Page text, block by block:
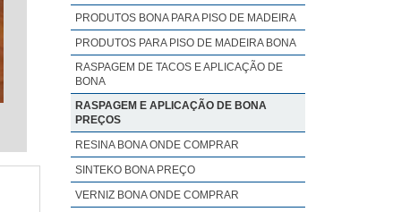
PRODUTOS BONA PARA PISO DE MADEIRA
PRODUTOS PARA PISO DE MADEIRA BONA
RASPAGEM DE TACOS E APLICAÇÃO DE
BONA
RASPAGEM E APLICAÇÃO DE BONA
PREÇOS
RESINA BONA ONDE COMPRAR
SINTEKO BONA PREÇO
VERNIZ BONA ONDE COMPRAR